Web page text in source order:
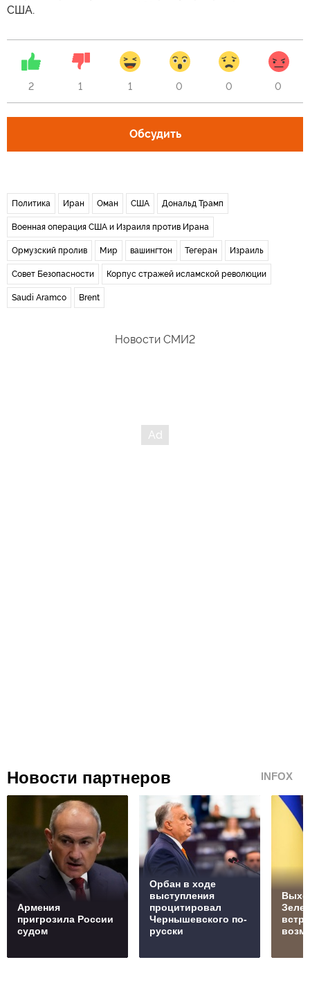
США.
2 1 1 0 0 0
Обсудить
Политика Иран Оман США Дональд Трамп
Военная операция США и Израиля против Ирана
Ормузский пролив Мир вашингтон Тегеран Израиль
Совет Безопасности Корпус стражей исламской революции
Saudi Aramco Brent
Новости СМИ2
Новости партнеров INFOX
Армения
пригрозила России
судом
Орбан в ходе
выступления
процитировал
Чернышевского по-
русски